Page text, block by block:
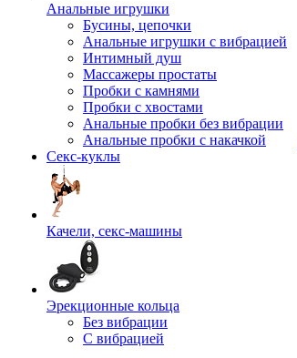
Анальные игрушки
Бусины, цепочки
Анальные игрушки с вибрацией
Интимный душ
Массажеры простаты
Пробки с камнями
Пробки с хвостами
Анальные пробки без вибрации
Анальные пробки с накачкой
Секс-куклы
Качели, секс-машины
Эрекционные кольца
Без вибрации
С вибрацией